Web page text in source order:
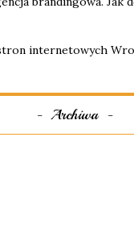
internetowych
Archiwa